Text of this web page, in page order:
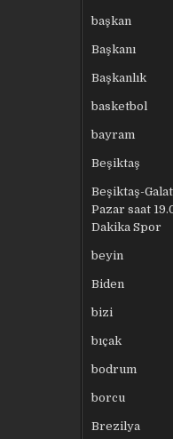
başkan
Başkanı
Başkanlık
basketbol
bayram
Beşiktaş
Beşiktaş-
Pazar saat
Dakika Spor
beyin
Biden
bizi
bıçak
bodrum
borcu
Brezilya